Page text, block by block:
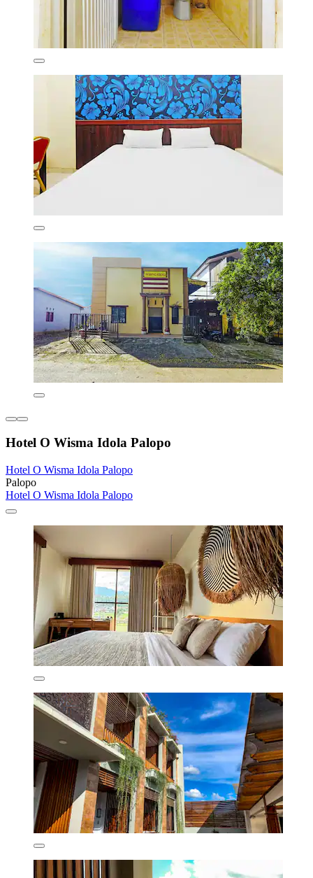
Hotel O Wisma Idola Palopo
Hotel O Wisma Idola Palopo
Palopo
Hotel O Wisma Idola Palopo